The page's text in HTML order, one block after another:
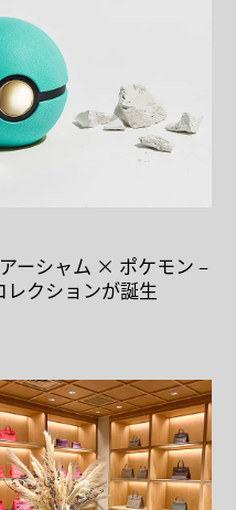
ーシャム × ポケモン –
レクションが誕生